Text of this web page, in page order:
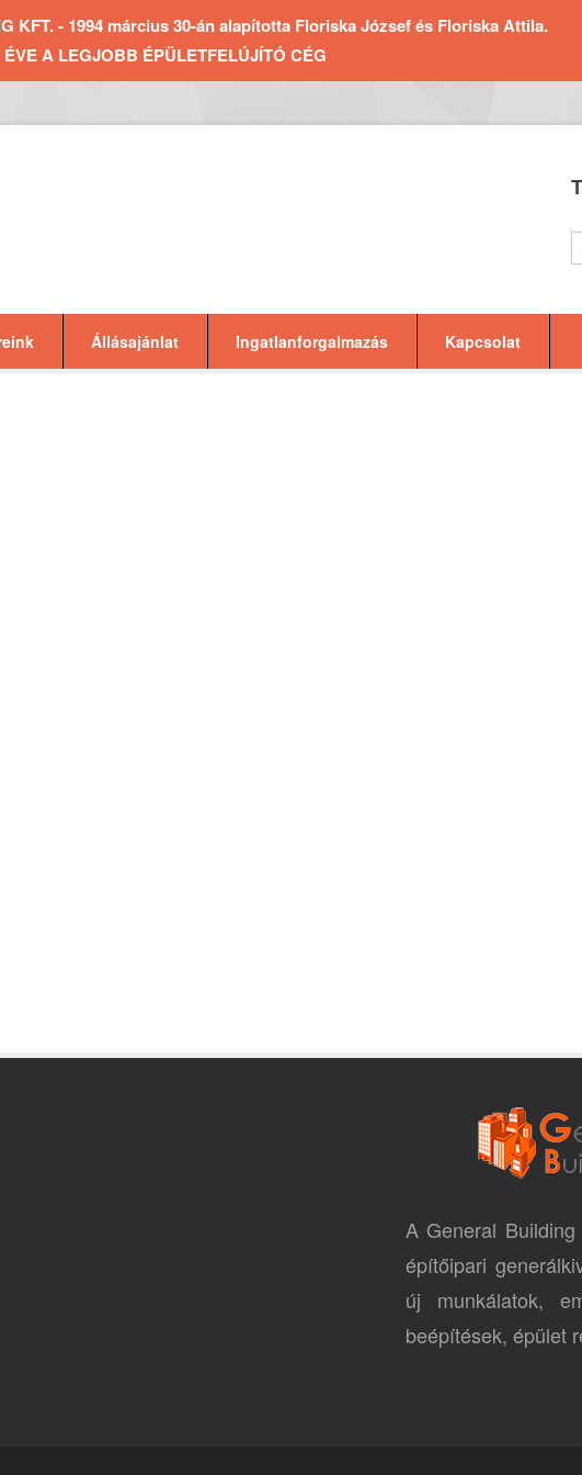
KFT. - 1994 március 30-án alapította Floriska József és Floriska Attila.
ÉVE A LEGJOBB ÉPÜLETFELÚJÍTÓ CÉG
Állásajánlat Ingatlanforgalmazás Kapcsolat
A General
építőipari
új munkálatok,
beépítések, épület